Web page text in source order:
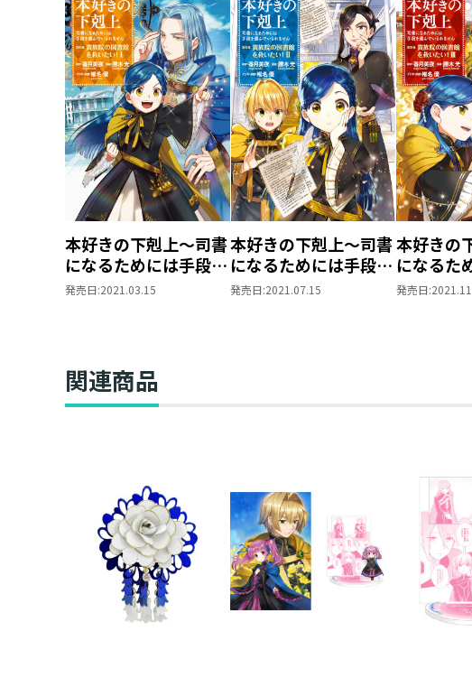
本好きの下剋上～司書
になるためには手段を
選んでいられません～
発売日:2021.03.15
本好きの下剋上～司書
になるためには手段を
選んでいられません～
発売日:2021.07.15
本好きの
になるた
選んでい
発売日:
関連商品